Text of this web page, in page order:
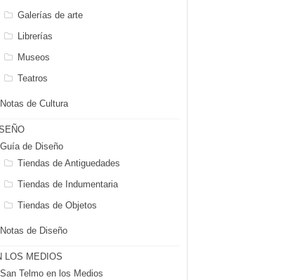
Galerías de arte
Librerías
Museos
Teatros
Notas de Cultura
Guía de Diseño
Tiendas de Antiguedades
Tiendas de Indumentaria
Tiendas de Objetos
Notas de Diseño
LOS MEDIOS
San Telmo en los Medios